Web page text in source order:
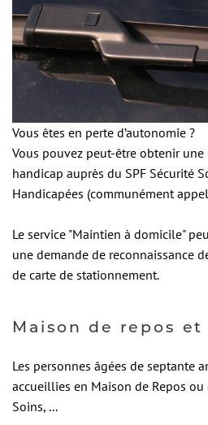
Vous êtes en perte d’autonomie ?
Vous pouvez peut-être obtenir
handicap auprès du SPF Sécurité
Handicapées (communément
Le service "Maintien à domicile"
une demande de reconnaissance
de carte de stationnement.
Maison de repos et
Les personnes âgées de septante
accueillies en Maison de Repos
Soins, ...